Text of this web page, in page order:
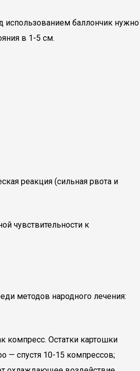
использованием баллончик нужно
в 1-5 см.
реакция (сильная рвота и
чувствительности к
методов народного лечения:
компресс. Остатки картошки
— спустя 10-15 компрессов;